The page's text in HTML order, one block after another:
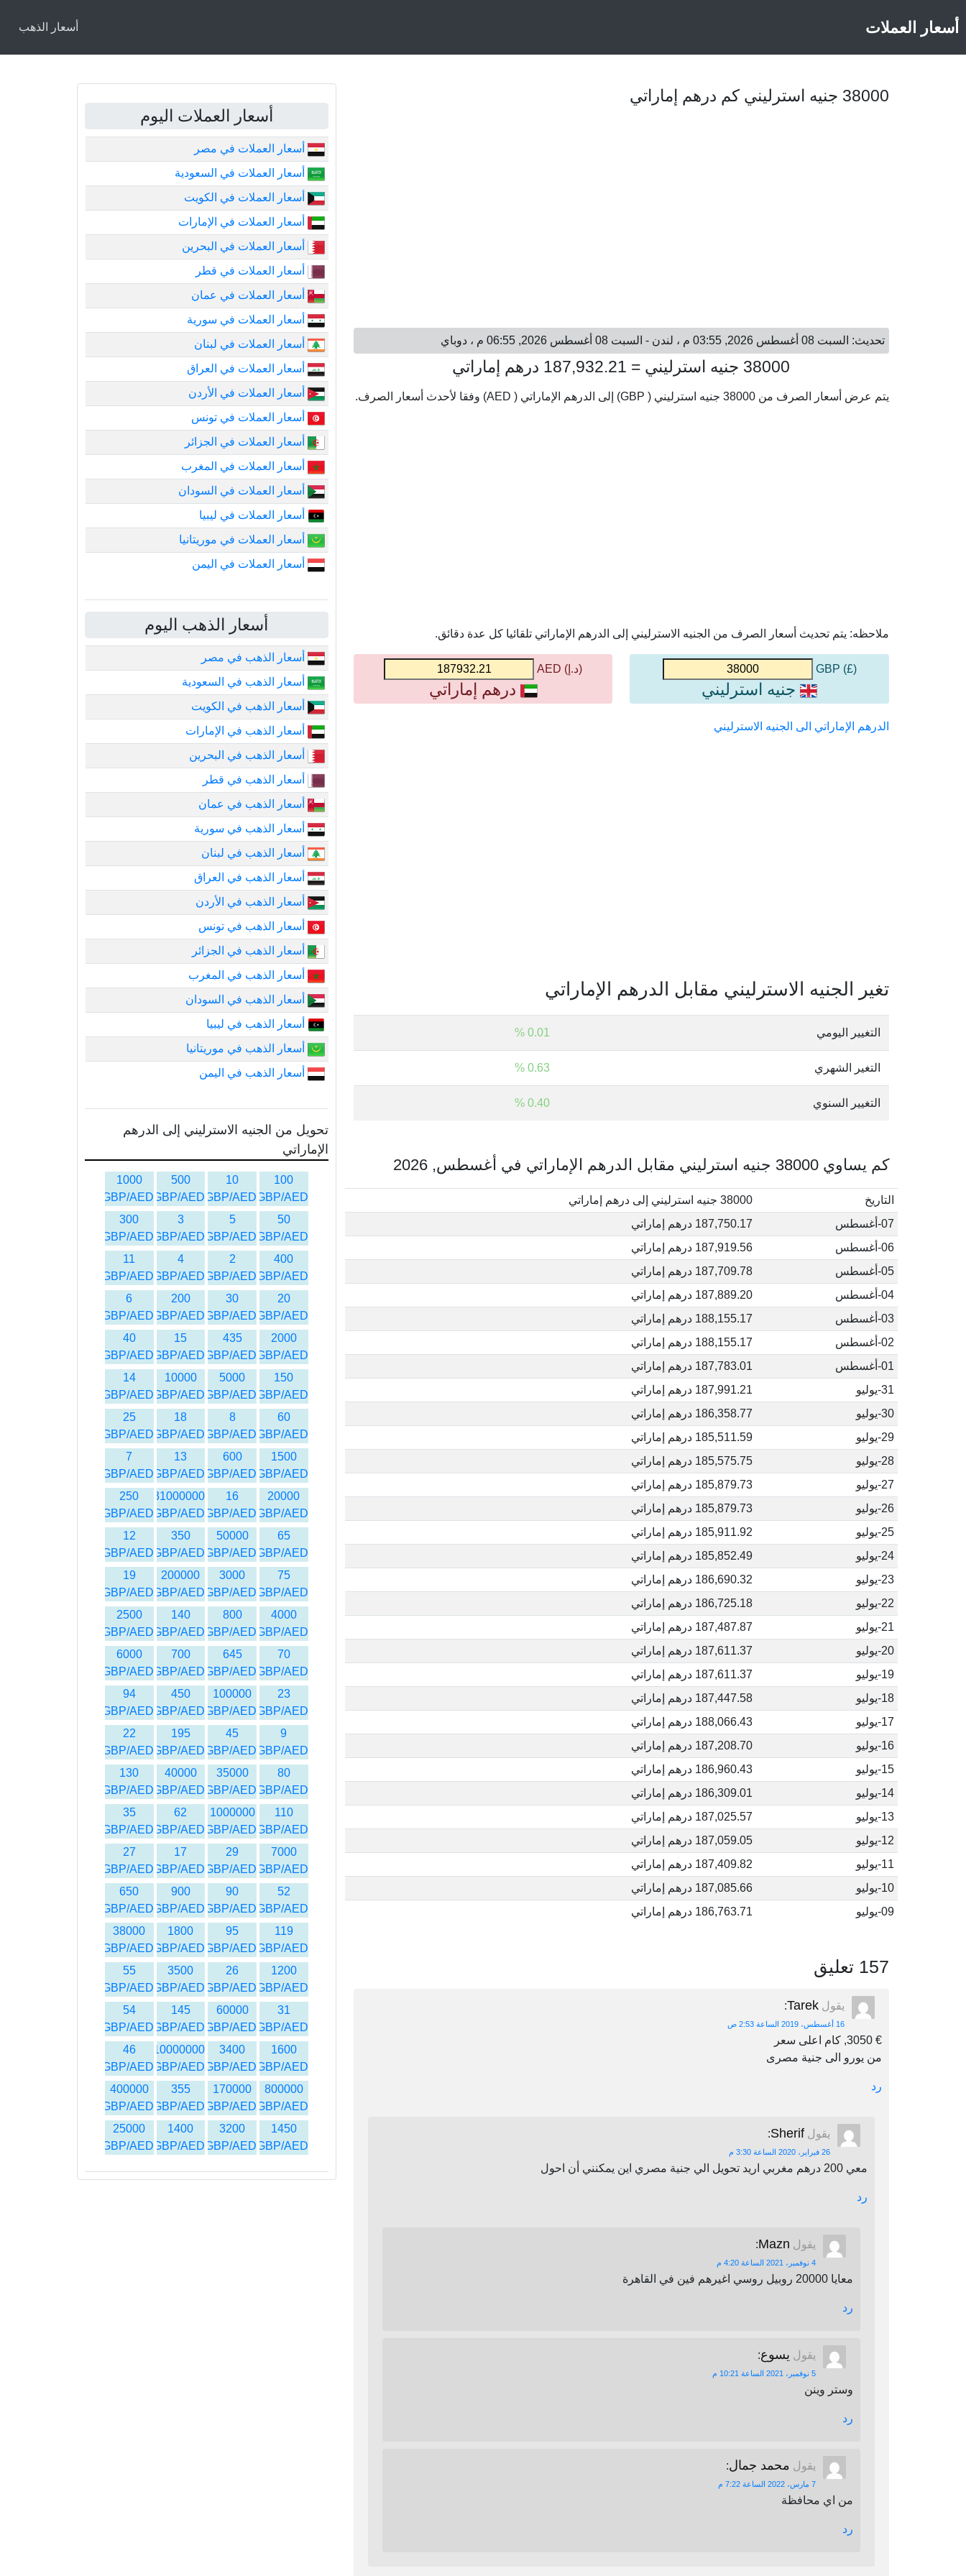
أسعار العملات أسعار الذهب
38000 جنيه استرليني كم درهم إماراتي
تحديث: السبت 08 أغسطس 2026, 03:55 م ، لندن - السبت 08 أغسطس 2026, 06:55 م ، دوباي
38000 جنيه استرليني = 187,932.21 درهم إماراتي
يتم عرض أسعار الصرف من 38000 جنيه استرليني ( GBP) إلى الدرهم الإماراتي ( AED) وفقا لأحدث أسعار الصرف.
ملاحظه: يتم تحديث أسعار الصرف من الجنيه الاسترليني إلى الدرهم الإماراتي تلقائيا كل عدة دقائق.
(£) GBP
جنيه استرليني
(د.إ) AED
درهم إماراتي
الدرهم الإماراتي الى الجنيه الاسترليني
تغير الجنيه الاسترليني مقابل الدرهم الإماراتي
التغيير اليومي 0.01 %
التغير الشهري 0.63 %
التغيير السنوي 0.40 %
كم يساوي 38000 جنيه استرليني مقابل الدرهم الإماراتي في أغسطس, 2026
التاريخ
38000 جنيه استرليني إلى درهم إماراتي
07-أغسطس
187,750.17 درهم إماراتي
06-أغسطس
187,919.56 درهم إماراتي
05-أغسطس
187,709.78 درهم إماراتي
04-أغسطس
187,889.20 درهم إماراتي
03-أغسطس
188,155.17 درهم إماراتي
02-أغسطس
188,155.17 درهم إماراتي
01-أغسطس
187,783.01 درهم إماراتي
31-يوليو
187,991.21 درهم إماراتي
30-يوليو
186,358.77 درهم إماراتي
29-يوليو
185,511.59 درهم إماراتي
28-يوليو
185,575.75 درهم إماراتي
27-يوليو
185,879.73 درهم إماراتي
26-يوليو
185,879.73 درهم إماراتي
25-يوليو
185,911.92 درهم إماراتي
24-يوليو
185,852.49 درهم إماراتي
23-يوليو
186,690.32 درهم إماراتي
22-يوليو
186,725.18 درهم إماراتي
21-يوليو
187,487.87 درهم إماراتي
20-يوليو
187,611.37 درهم إماراتي
19-يوليو
187,611.37 درهم إماراتي
18-يوليو
187,447.58 درهم إماراتي
17-يوليو
188,066.43 درهم إماراتي
16-يوليو
187,208.70 درهم إماراتي
15-يوليو
186,960.43 درهم إماراتي
14-يوليو
186,309.01 درهم إماراتي
13-يوليو
187,025.57 درهم إماراتي
12-يوليو
187,059.05 درهم إماراتي
11-يوليو
187,409.82 درهم إماراتي
10-يوليو
187,085.66 درهم إماراتي
09-يوليو
186,763.71 درهم إماراتي
157 تعليق
يقول Tarek
:
16 أغسطس، 2019 الساعة 2:53 ص
€ 3050, كام اعلى سعر
من يورو الى جنية مصرى
رد
يقول Sherif
:
26 فبراير، 2020 الساعة 3:30 م
معي 200 درهم مغربي اريد تحويل الي جنية مصري اين يمكنني أن احول
رد
يقول Mazn
:
4 نوفمبر، 2021 الساعة 4:20 م
معايا 20000 روبيل روسي اغيرهم فين في القاهرة
رد
يقول يسوع:
5 نوفمبر، 2021 الساعة 10:21 م
وستر وينن
رد
يقول محمد جمال:
7 مارس، 2022 الساعة 7:22 م
من اي محافظة
رد
أسعار العملات اليوم
أسعار العملات في مصر
أسعار العملات في السعودية
أسعار العملات في الكويت
أسعار العملات في الإمارات
أسعار العملات في البحرين
أسعار العملات في قطر
أسعار العملات في عمان
أسعار العملات في سورية
أسعار العملات في لبنان
أسعار العملات في العراق
أسعار العملات في الأردن
أسعار العملات في تونس
أسعار العملات في الجزائر
أسعار العملات في المغرب
أسعار العملات في السودان
أسعار العملات في ليبيا
أسعار العملات في موريتانيا
أسعار العملات في اليمن
أسعار الذهب اليوم
أسعار الذهب في مصر
أسعار الذهب في السعودية
أسعار الذهب في الكويت
أسعار الذهب في الإمارات
أسعار الذهب في البحرين
أسعار الذهب في قطر
أسعار الذهب في عمان
أسعار الذهب في سورية
أسعار الذهب في لبنان
أسعار الذهب في العراق
أسعار الذهب في الأردن
أسعار الذهب في تونس
أسعار الذهب في الجزائر
أسعار الذهب في المغرب
أسعار الذهب في السودان
أسعار الذهب في ليبيا
أسعار الذهب في موريتانيا
أسعار الذهب في اليمن
تحويل من الجنيه الاسترليني إلى الدرهم
الإماراتي
100
GBP/AED
10
GBP/AED
500
GBP/AED
1000
GBP/AED
50
GBP/AED
5
GBP/AED
3
GBP/AED
300
GBP/AED
400
GBP/AED
2
GBP/AED
4
GBP/AED
11
GBP/AED
20
GBP/AED
30
GBP/AED
200
GBP/AED
6
GBP/AED
2000
GBP/AED
435
GBP/AED
15
GBP/AED
40
GBP/AED
150
GBP/AED
5000
GBP/AED
10000
GBP/AED
14
GBP/AED
60
GBP/AED
8
GBP/AED
18
GBP/AED
25
GBP/AED
1500
GBP/AED
600
GBP/AED
13
GBP/AED
7
GBP/AED
20000
GBP/AED
16
GBP/AED
31000000
GBP/AED
250
GBP/AED
65
GBP/AED
50000
GBP/AED
350
GBP/AED
12
GBP/AED
75
GBP/AED
3000
GBP/AED
200000
GBP/AED
19
GBP/AED
4000
GBP/AED
800
GBP/AED
140
GBP/AED
2500
GBP/AED
70
GBP/AED
645
GBP/AED
700
GBP/AED
6000
GBP/AED
23
GBP/AED
100000
GBP/AED
450
GBP/AED
94
GBP/AED
9
GBP/AED
45
GBP/AED
195
GBP/AED
22
GBP/AED
80
GBP/AED
35000
GBP/AED
40000
GBP/AED
130
GBP/AED
110
GBP/AED
1000000
GBP/AED
62
GBP/AED
35
GBP/AED
7000
GBP/AED
29
GBP/AED
17
GBP/AED
27
GBP/AED
52
GBP/AED
90
GBP/AED
900
GBP/AED
650
GBP/AED
119
GBP/AED
95
GBP/AED
1800
GBP/AED
38000
GBP/AED
1200
GBP/AED
26
GBP/AED
3500
GBP/AED
55
GBP/AED
31
GBP/AED
60000
GBP/AED
145
GBP/AED
54
GBP/AED
1600
GBP/AED
3400
GBP/AED
10000000
GBP/AED
46
GBP/AED
800000
GBP/AED
170000
GBP/AED
355
GBP/AED
400000
GBP/AED
1450
GBP/AED
3200
GBP/AED
1400
GBP/AED
25000
GBP/AED